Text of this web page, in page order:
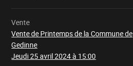
Vente
Vente de Printemps de la Commune de
Gedinne
Jeudi 25 avril 2024 à 15:00